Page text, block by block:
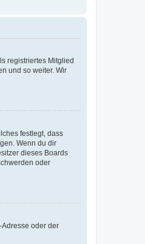
registriertes Mitglied
und so weiter. Wir
festlegt, dass
Wenn du dir
dieses Boards
oder
oder der